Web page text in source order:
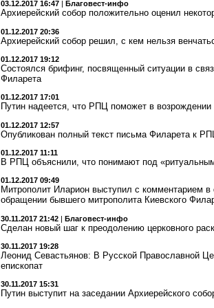
03.12.2017 16:47 Благовест-инфо
Архиерейский собор положительно оценил
01.12.2017 20:36
Архиерейский собор решил, с кем нельзя
01.12.2017 19:12
Состоялся брифинг, посвященный ситуации в
Филарета
01.12.2017 17:01
Путин надеется, что РПЦ поможет в возрождении
01.12.2017 12:57
Опубликован полный текст письма Филарета к
01.12.2017 11:11
В РПЦ объяснили, что понимают под
01.12.2017 09:49
Митрополит Иларион выступил с комментарием
обращении бывшего митрополита Киевского
30.11.2017 21:42 | Благовест-инфо
Сделан новый шаг к преодолению церковного
30.11.2017 19:28
Леонид Севастьянов: В Русской Православной
епископат
30.11.2017 15:31
Путин выступит на заседании Архиерейского